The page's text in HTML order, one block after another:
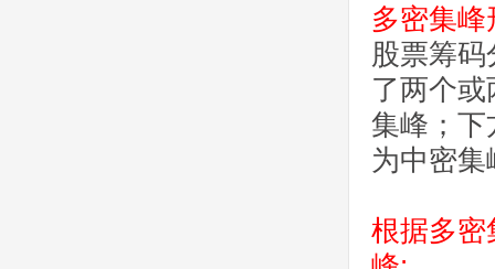
多密集峰
股票筹
了两个
集峰；下
为中密集
根据多密